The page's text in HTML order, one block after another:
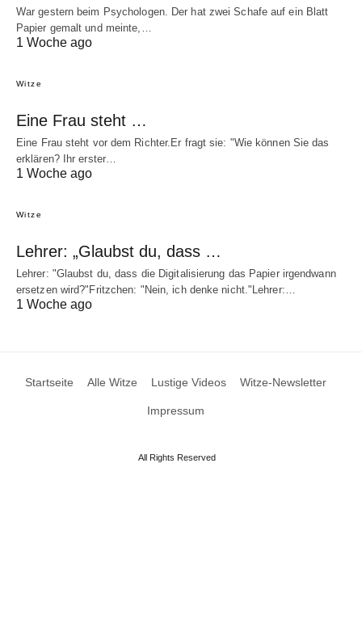
War gestern beim Psychologen. Der hat zwei Schafe auf ein Blatt
Papier gemalt und meinte,…
1 Woche ago
Witze
Eine Frau steht …
Eine Frau steht vor dem Richter.Er fragt sie: "Wie können Sie das
erklären? Ihr erster…
1 Woche ago
Witze
Lehrer: „Glaubst du, dass …
Lehrer: "Glaubst du, dass die Digitalisierung das Papier irgendwann
ersetzen wird?"Fritzchen: "Nein, ich denke nicht."Lehrer:…
1 Woche ago
Startseite Alle Witze Lustige Videos Witze-Newsletter
Impressum
All Rights Reserved